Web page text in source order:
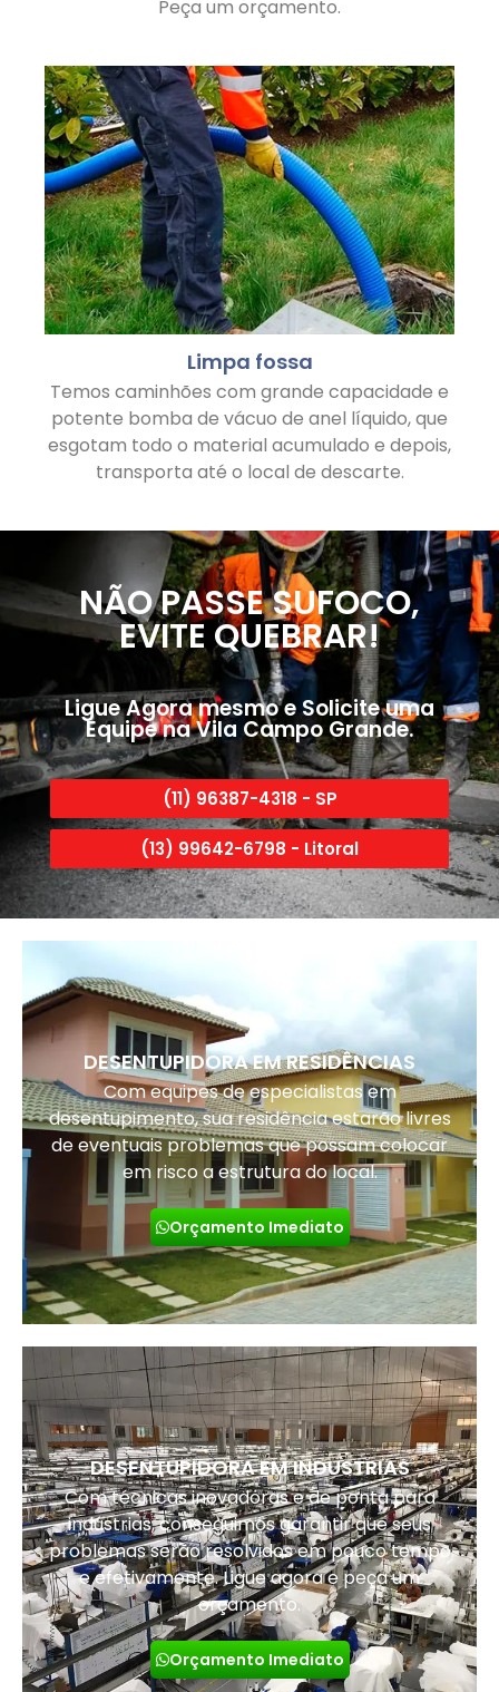
Peça um orçamento.
Limpa fossa
Temos caminhões com grande capacidade e
potente bomba de vácuo de anel líquido, que
esgotam todo o material acumulado e depois,
transporta até o local de descarte.
NÃO PASSE SUFOCO,
EVITE QUEBRAR!
Ligue Agora mesmo e Solicite uma
Equipe na Vila Campo Grande.
(11) 96387-4318 - SP
(13) 99642-6798 - Litoral
DESENTUPIDORA EM RESIDÊNCIAS
Com equipes de especialistas em
desentupimento, sua residência estarão livres
de eventuais problemas que possam colocar
em risco a estrutura do local.
Orçamento Imediato
DESENTUPIDORA EM INDUSTRIAS
Com técnicas inovadoras e de ponta para
indústrias, conseguimos garantir que seus
problemas serão resolvidos em pouco tempo
e efetivamente. Ligue agora e peça um
orçamento.
Orçamento Imediato